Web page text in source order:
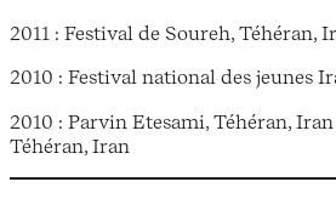
2011 : Festival de Soureh, Téhéran,
2010 : Festival national des jeunes
2010 : Parvin Etesami, Téhéran,
Téhéran, Iran